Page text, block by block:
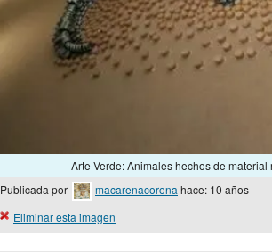
Arte Verde: Animales hechos de
Publicada por macarenacorona hace: 10 años
Eliminar esta imagen